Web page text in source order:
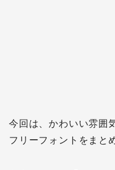
今回は、かわいい雰囲
フリーフォントをまと